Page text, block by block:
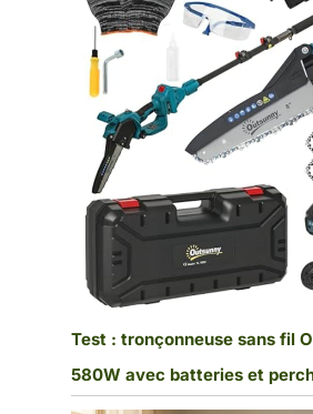
Test : tronçonneuse sans fil
580W avec batteries et